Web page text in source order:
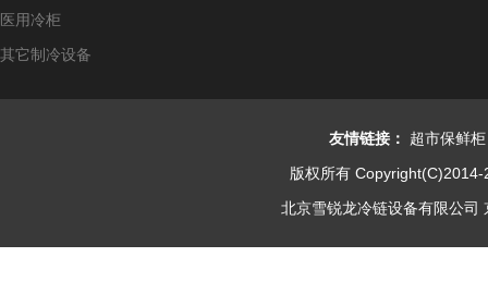
医用冷柜
其它制冷设备
友情链接：
超市保鲜柜
版权所有
北京雪锐龙冷链设备有限公司